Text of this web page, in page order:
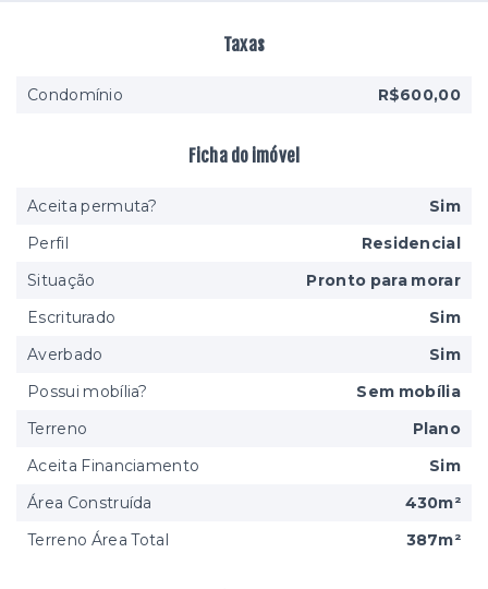
Taxas
Condomínio R$600,00
Ficha do imóvel
Aceita permuta?
Sim
Perfil
Residencial
Situação
Pronto para morar
Escriturado
Sim
Averbado
Sim
Possui mobília?
Sem mobília
Terreno
Plano
Aceita Financiamento
Sim
Área Construída
430m²
Terreno Área Total
387m²